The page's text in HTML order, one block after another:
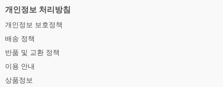
아이들에게 정확히 전달될 수 있었다며 감사의 뜻을
은...
개인정보 처리방침
개인정보 보호정책
배송 정책
반품 및 교환 정책
이용 안내
상품정보